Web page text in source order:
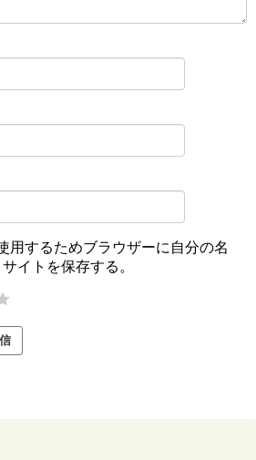
用するためブラウザーに自分の名
イトを保存する。